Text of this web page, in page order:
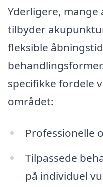
Yderligere, mange
tilbyder
fleksible
specifikke fordele
området:
Professionelle
Tilpassede
på individuel